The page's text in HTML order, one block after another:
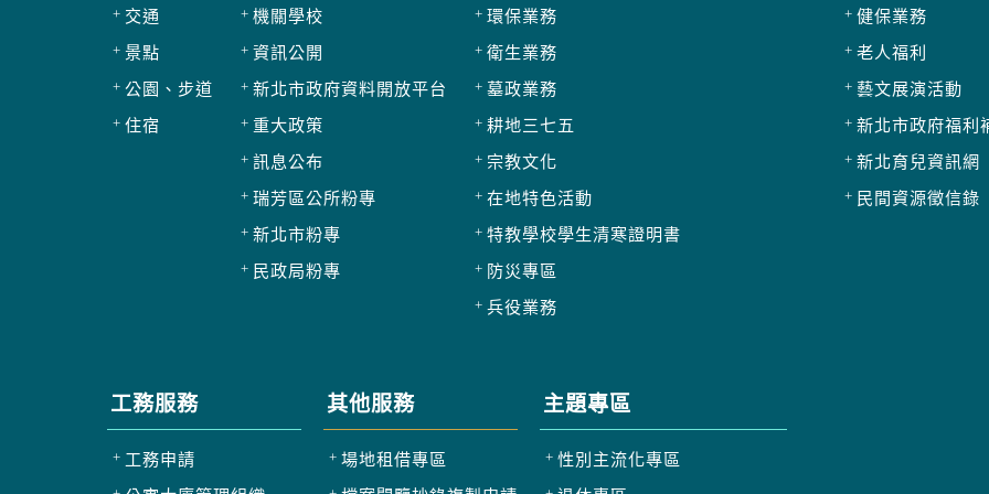
交通
景點
公園、步道
住宿
機關學校
資訊公開
新北市政府資料開放平台
重大政策
訊息公布
瑞芳區公所粉專
新北市粉專
民政局粉專
環保業務
衛生業務
墓政業務
耕地三七五
宗教文化
在地特色活動
特教學校學生清寒證明書
防災專區
兵役業務
健保業務
老人福利
藝文展演活動
新北市政府福利
新北育兒資訊網
民間資源徵信錄
工務服務
工務申請
其他服務
場地租借專區
主題專區
性別主流化專區